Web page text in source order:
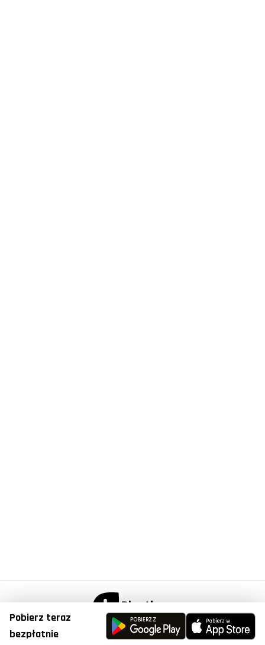
Pobierz teraz
bezpłatnie© Copyright 2023, Plantis . All Right Reserved.